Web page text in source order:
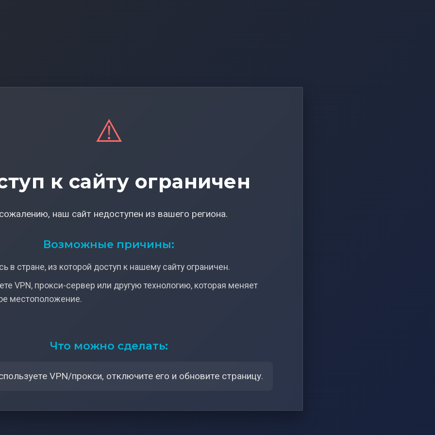
⚠️
к сайту ограничен
наш сайт недоступен из вашего региона.
Возможные причины:
в стране, из которой доступ к нашему сайту ограничен.
VPN, прокси-сервер или другую технологию, которая меняет
местоположение.
Что можно сделать:
VPN/прокси, отключите его и обновите страницу.